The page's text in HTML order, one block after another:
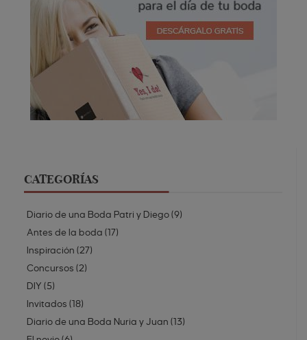
CATEGORÍAS
Diario de una Boda Patri y Diego(9)
Antes de la boda (17)
Inspiración (27)
Concursos (2)
DIY (5)
Invitados (18)
Diario de una Boda Nuria y Juan (13)